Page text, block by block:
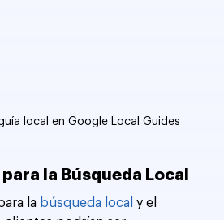
local en Google Local Guides
la Búsqueda Local
la búsqueda local y el